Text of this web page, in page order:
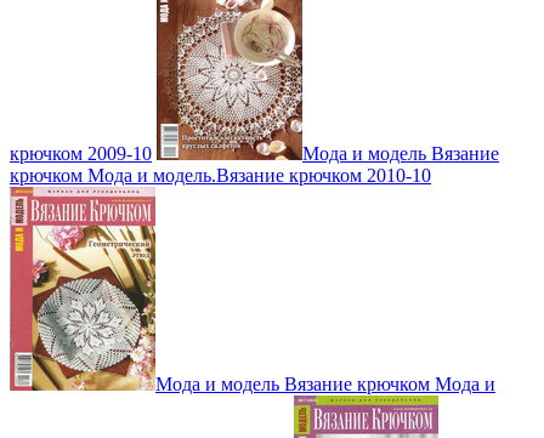
крючком 2009-10
Мода и модель Вязание
крючком Мода и модель.Вязание крючком 2010-10
Мода и модель Вязание крючком Мода и